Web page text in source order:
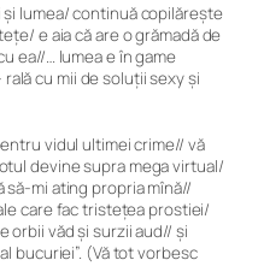
lumea/ continuă copilăreşte
e aia că are o grămadă de
ea//… lumea e în game
cu mii de soluţii sexy şi
vidul ultimei crime// vă
devine supra mega virtual/
mi ating propria mînă//
care fac tristeţea prostiei/
orbii văd şi surzii aud// şi
bucuriei”. (Vă tot vorbesc